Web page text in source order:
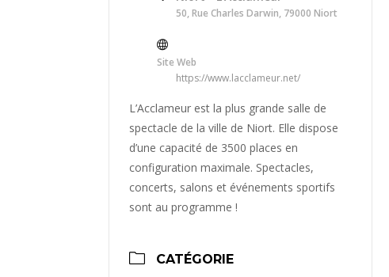
50, Rue Charles Darwin, 79000 Niort
Site Web
https://www.lacclameur.net/
L’Acclameur est la plus grande salle de
spectacle de la ville de Niort. Elle dispose
d’une capacité de 3500 places en
configuration maximale. Spectacles,
concerts, salons et événements sportifs
sont au programme !
CATÉGORIE